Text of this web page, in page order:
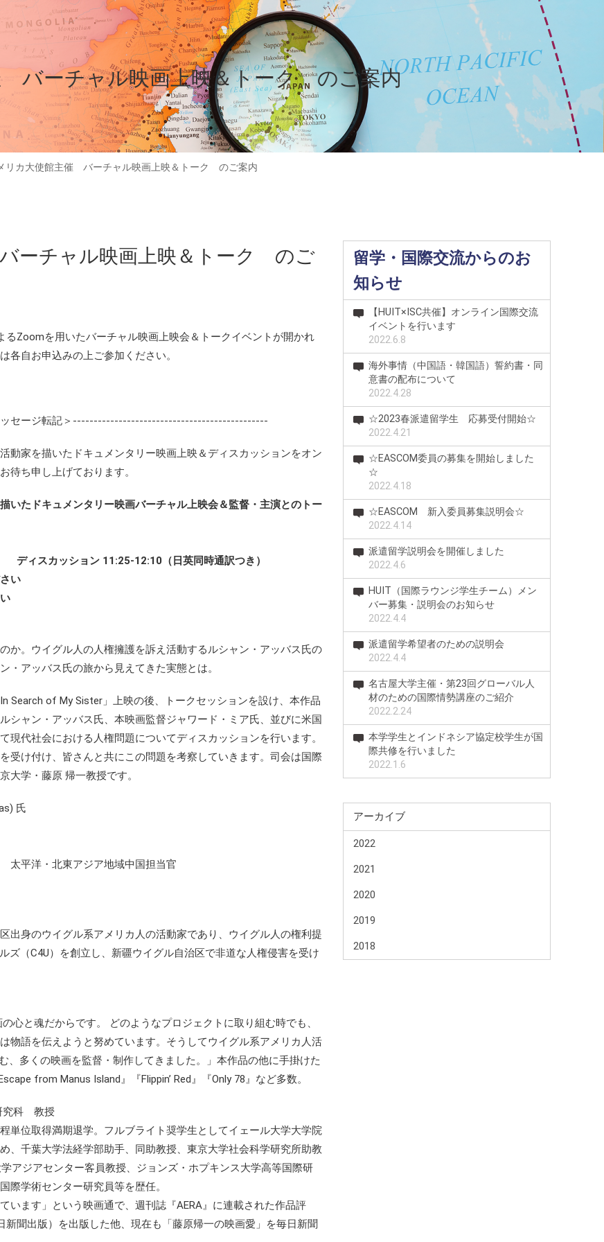
バーチャル映画上映＆トーク のご案内
リカ大使館主催 バーチャル映画上映＆トーク のご案内
ーチャル映画上映＆トーク のご
るZoomを用いたバーチャル映画上映会＆トークイベントが開かれ
自お申込みの上ご参加ください。
ッセージ転記＞-----------------------------------------------
動家を描いたドキュメンタリー映画上映＆ディスカッションをオン
待ち申し上げております。
いたドキュメンタリー映画バーチャル上映会＆監督・主演とのトー
ディスカッション 11:25-12:10（日英同時通訳つき）
い
か。ウイグル人の人権擁護を訴え活動するルシャン・アッバス氏の
・アッバス氏の旅から見えてきた実態とは。
Search of My Sister」上映の後、トークセッションを設け、本作品
シャン・アッバス氏、本映画監督ジャワード・ミア氏、並びに米国
現代社会における人権問題についてディスカッションを行います。
受け付け、皆さんと共にこの問題を考察していきます。司会は国際
大学・藤原 帰一教授です。
氏
平洋・北東アジア地域中国担当官
出身のウイグル系アメリカ人の活動家であり、ウイグル人の権利提
ズ（C4U）を創立し、新疆ウイグル自治区で非道な人権侵害を受け
心と魂だからです。 どのようなプロジェクトに取り組む時でも、
物語を伝えようと努めています。そうしてウイグル系アメリカ人活
、多くの映画を監督・制作してきました。」本作品の他に手掛けた
from Manus Island』『Flippin’ Red』『Only 78』など多数。
究科 教授
単位取得満期退学。フルブライト奨学生としてイェール大学大学院
、千葉大学法経学部助手、同助教授、東京大学社会科学研究所助教
アジアセンター客員教授、ジョンズ・ホプキンス大学高等国際研
際学術センター研究員等を歴任。
います」という映画通で、週刊誌『AERA』に連載された作品評
聞出版）を出版した他、現在も「藤原帰一の映画愛」を毎日新聞
留学・国際交流からのお
知らせ
【HUIT×ISC共催】オンライン国際交流
イベントを行います
2022.6.8
海外事情（中国語・韓国語）誓約書・同
意書の配布について
2022.4.28
☆2023春派遣留学生 応募受付開始☆
2022.4.21
☆EASCOM委員の募集を開始しました
☆
2022.4.18
☆EASCOM 新入委員募集説明会☆
2022.4.14
派遣留学説明会を開催しました
2022.4.6
HUIT（国際ラウンジ学生チーム）メン
バー募集・説明会のお知らせ
2022.4.4
派遣留学希望者のための説明会
2022.4.4
名古屋大学主催・第23回グローバル人
材のための国際情勢講座のご紹介
2022.2.24
本学学生とインドネシア協定校学生が国
際共修を行いました
2022.1.6
アーカイブ
2022
2021
2020
2019
2018